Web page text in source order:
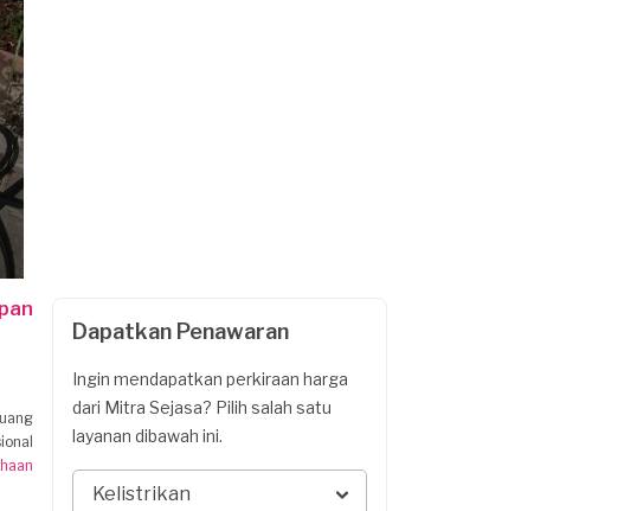
Dapatkan Penawaran
Ingin mendapatkan perkiraan harga
dari Mitra Sejasa? Pilih salah satu
layanan dibawah ini.
Kelistrikan